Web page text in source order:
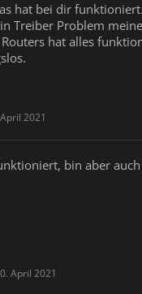
hat bei dir
Treiber Problem
hat alles
2021
bin aber
April 2021